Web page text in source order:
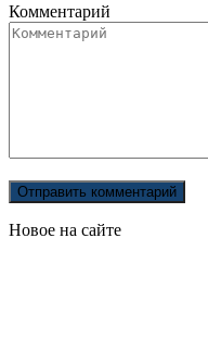
Комментарий
Новое на сайте